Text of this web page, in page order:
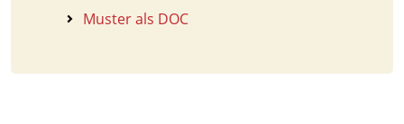
Muster als DOC